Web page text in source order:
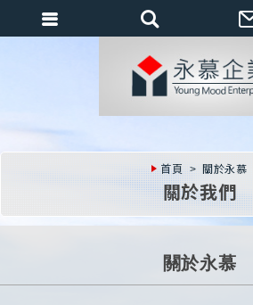
首頁 關於永慕
關於我們
關於永慕
會員登入(燈箱)
加入會員
忘記密碼
密碼修改
訂單查詢
個人資料修改
會員登出